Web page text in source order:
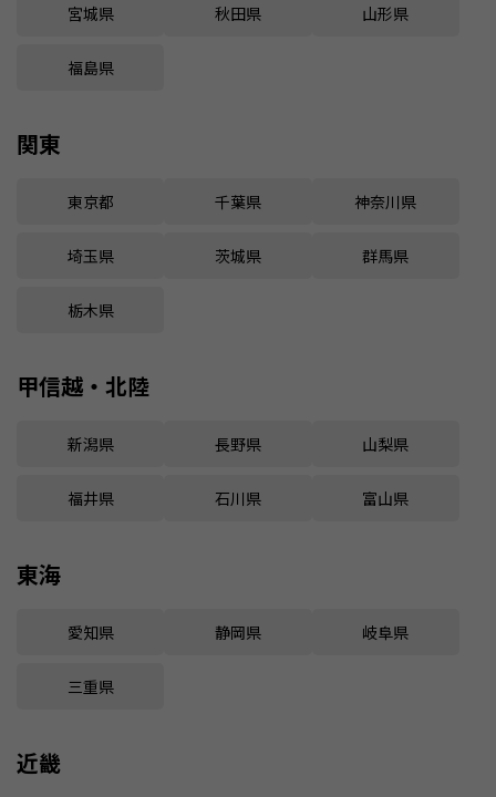
宮城県 秋田県 山形県
福島県
関東
東京都 千葉県 神奈川県
埼玉県 茨城県 群馬県
栃木県
甲信越・北陸
新潟県 長野県 山梨県
福井県 石川県 富山県
東海
愛知県 静岡県 岐阜県
三重県
近畿